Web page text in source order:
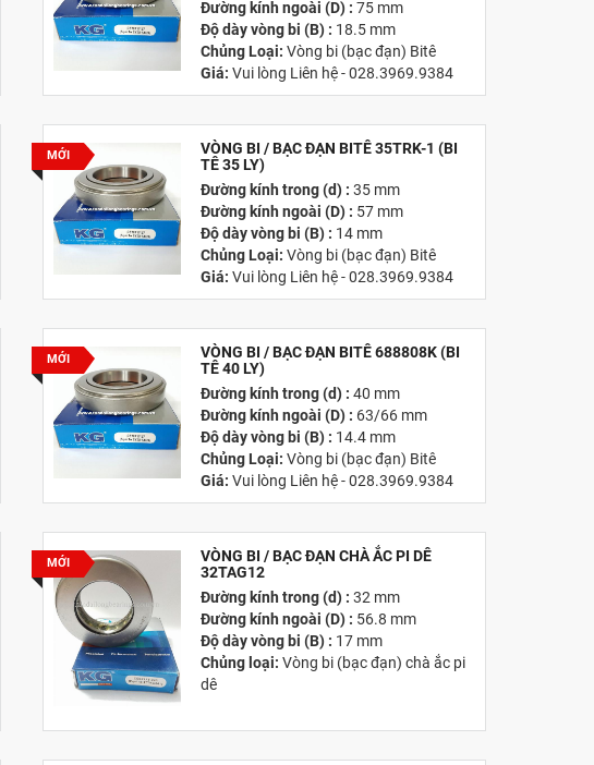
Đường kính ngoài (D) : 75 mm
Độ dày vòng bi (B) : 18.5 mm
Chủng Loại:Vòng bi (bạc đạn) Bitê
Giá: Vui lòng Liên hệ - 028.3969.9384
Email:info@tandailongbearings.com.vn
MỚI
VÒNG BI / BẠC ĐẠN BITÊ 35TRK-1 (BI
TÊ 35 LY)
Đường kính trong (d) : 35 mm
Đường kính ngoài (D) : 57 mm
Độ dày vòng bi (B) : 14 mm
Chủng Loại:Vòng bi (bạc đạn) Bitê
Giá: Vui lòng Liên hệ - 028.3969.9384
Email:info@tandailongbearings.com.vn
MỚI
VÒNG BI / BẠC ĐẠN BITÊ 688808K (BI
TÊ 40 LY)
Đường kính trong (d) : 40 mm
Đường kính ngoài (D) : 63/66 mm
Độ dày vòng bi (B) : 14.4 mm
Chủng Loại:Vòng bi (bạc đạn) Bitê
Giá: Vui lòng Liên hệ - 028.3969.9384
Email:info@tandailongbearings.com.vn
MỚI
VÒNG BI / BẠC ĐẠN CHÀ ẮC PI DÊ
32TAG12
Đường kính trong (d) : 32 mm
Đường kính ngoài (D) : 56.8 mm
Độ dày vòng bi (B) : 17 mm
Chủng loại:Vòng bi (bạc đạn) chà ắc pi
dê
Email:info@tandailongbearings.com.vn